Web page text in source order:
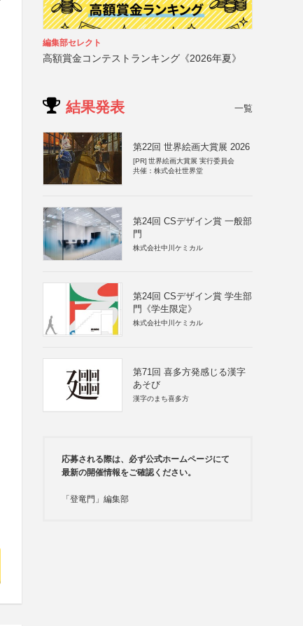
編集部セレクト
高額賞金コンテストランキング《2026年夏》
結果発表 一覧
第22回 世界絵画大賞展 2026
[PR] 世界絵画大賞展 実行委員会
共催：株式会社世界堂
第24回 CSデザイン賞 一般部
門
株式会社中川ケミカル
第24回 CSデザイン賞 学生部
門《学生限定》
株式会社中川ケミカル
第71回 喜多方発感じる漢字
あそび
漢字のまち喜多方
応募される際は、必ず公式ホームページにて
最新の開催情報をご確認ください。
「登竜門」編集部